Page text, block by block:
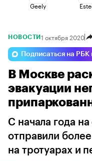
Geely
Jaecoo
Changan
НОВОСТИ 1 октября 2020
Подписаться на РБК
В Москве
эвакуации
С начала года
отправили
на тротуарах и